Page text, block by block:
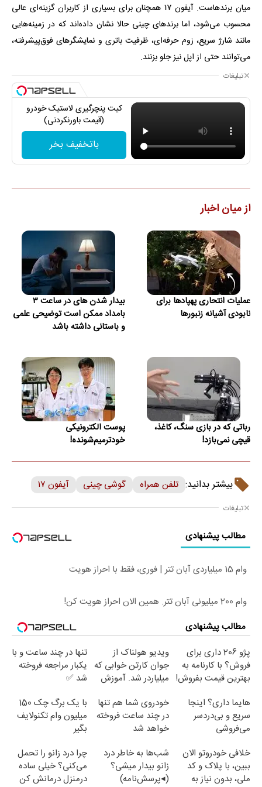
میان برندهاست. آیفون ۱۷ همچنان برای بسیاری از کاربران گزینه‌ای عالی
محسوب می‌شود، اما برندهای چینی حالا نشان داده‌اند که در زمینه‌هایی
مانند شارژ سریع، زوم حرفه‌ای، ظرفیت باتری و نمایشگرهای فوق‌پیشرفته،
می‌توانند حتی از اپل نیز جلو بزنند.
تبلیغات
کیت پنچرگیری لاستیک خودرو
(قیمت باورنکردنی)
باتخفیف بخر
از میان اخبار
عملیات انتحاری پهپادها برای
نابودی آشیانه زنبورها
بیدار شدن‌ های در ساعت ۳
بامداد ممکن است توضیحی علمی
و باستانی داشته باشد
رباتی که در بازی سنگ، کاغذ،
قیچی نمی‌بازد!
پوست الکترونیکی
خودترمیم‌شونده!
بیشتر بدانید: تلفن همراه گوشی چینی آیفون ۱۷
تبلیغات
مطالب پیشنهادی
وام 15 میلیاردی آبان تتر | فوری، فقط با احراز هویت
وام 200 میلیونی آبان تتر. همین الان احراز هویت کن!
مطالب پیشنهادی
پژو 206 داری برای
فروش؟ با کارنامه به
بهترین قیمت بفروش!
ویدیو هولناک از
جوان کارتن خوابی که
میلیاردر شد. آموزش
تنها در چند ساعت و با
یکبار مراجعه فروخته
شد ✅
هایما داری؟ اینجا
سریع و بی‌دردسر
می‌فروشی
خودروی شما هم تنها
در چند ساعت فروخته
خواهد شد
با یک برگ چک 150
میلیون وام تکنولایف
بگیر
خلافی خودروتو الان
ببین، با پلاک و کد
ملی، بدون نیاز به
شب‌ها به خاطر درد
زانو بیدار میشی؟
(◂پرسش‌نامه)
چرا درد زانو را تحمل
می‌کنی؟ خیلی ساده
درمنزل درمانش کن